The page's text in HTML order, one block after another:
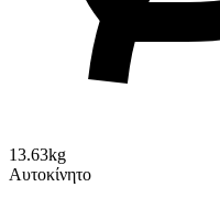
13.63kg
Αυτοκίνητο